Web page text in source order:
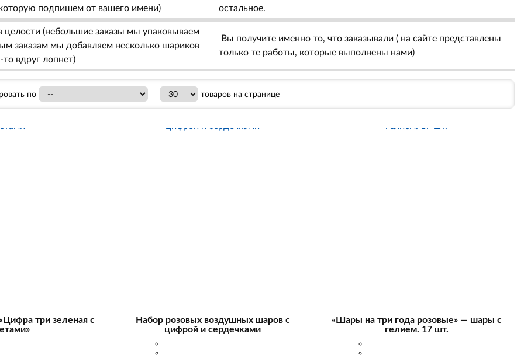
которую подпишем от вашего имени)
остальное.
целости (небольшие заказы мы упаковываем
заказам мы добавляем несколько шариков
то вдруг лопнет)
Вы получите именно то, что заказывали ( на сайте представлены
только те работы, которые выполнены нами)
по товаров на странице
три зеленая с
Набор розовых воздушных шаров с
цифрой и сердечками
«Шары на три года розовые» — шары с
гелием. 17 шт.